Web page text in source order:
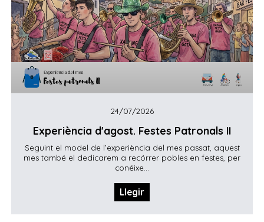
24/07/2026
Experiència d'agost. Festes Patronals II
Seguint el model de l’experiència del mes passat, aquest
mes també el dedicarem a recórrer pobles en festes, per
conéixe...
Llegir